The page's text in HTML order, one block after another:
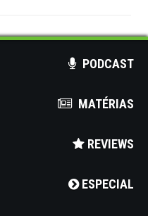
PODCAST
MATÉRIAS
REVIEWS
ESPECIAL